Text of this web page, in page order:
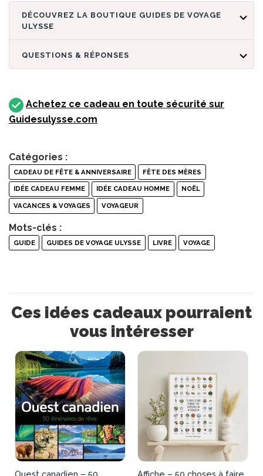
DÉCOUVREZ LA BOUTIQUE GUIDES DE VOYAGE
ULYSSE
QUESTIONS & RÉPONSES
Achetez ce cadeau en toute sécurité sur
Guidesulysse.com
Catégories :
CADEAU DE FÊTE & ANNIVERSAIRE FÊTE DES MÈRES
IDÉE CADEAU FEMME IDÉE CADEAU HOMME NOËL
VACANCES & VOYAGES VOYAGEUR
Mots-clés :
GUIDE GUIDES DE VOYAGE ULYSSE LIVRE VOYAGE
Ces idées cadeaux pourraient
vous intéresser